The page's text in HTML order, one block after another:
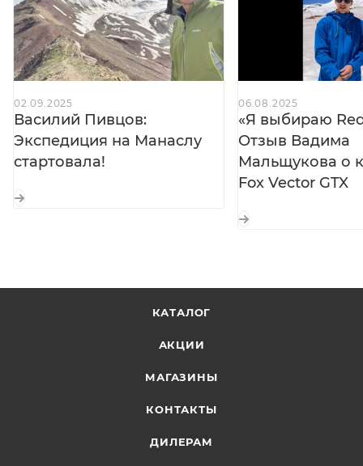
Боковые карманы:на молниях — безопасное
хранение мелочей
Регулировка по низу:плотное прилегание к
обуви, исключающее попадание снега и воды
02.09.2025
Василий Пивцов:
Экспедиция на Манаслу
стартовала!
06.08.2025
«Я выбираю
Отзыв Вадима
Мальщукова о
Fox Vector GTX
КАТАЛОГ
АКЦИИ
МАГАЗИНЫ
КОНТАКТЫ
ДИЛЕРАМ